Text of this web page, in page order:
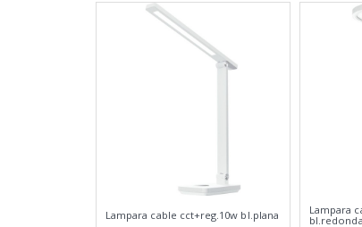
Lampara cable cct+reg.10w bl.plana
Lampara
bl.redonda